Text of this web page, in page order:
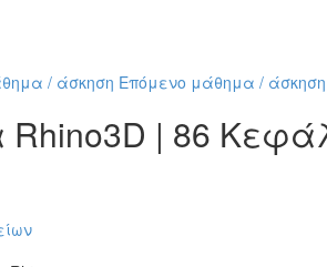
/ άσκηση Επόμενο μάθημα / άσκηση
Rhino3D | 86